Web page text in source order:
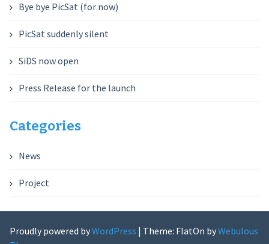
Bye bye PicSat (for now)
PicSat suddenly silent
SiDS now open
Press Release for the launch
Categories
News
Project
Proudly powered byWordPress | Theme: FlatOn byWebulous